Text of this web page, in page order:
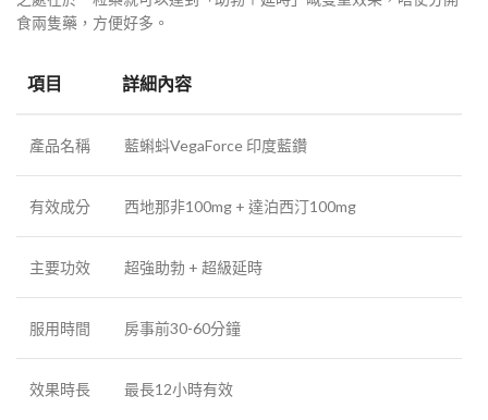
食兩隻藥，方便好多。
項目 詳細內容
產品名稱 藍蝌蚪VegaForce 印度藍鑽
有效成分 西地那非100mg + 達泊西汀100mg
主要功效 超強助勃 + 超級延時
服用時間 房事前30-60分鐘
效果時長 最長12小時有效